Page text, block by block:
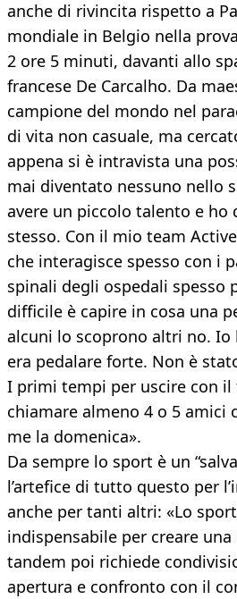
anche di rivincita rispetto a
mondiale in Belgio nella
2 ore 5 minuti, davanti allo
francese De Carcalho. Da
campione del mondo nel
di vita non casuale, ma
appena si è intravista una
mai diventato nessuno nello
avere un piccolo talento e
stesso. Con il mio team
che interagisce spesso con i
spinali degli ospedali spesso
difficile è capire in cosa una
alcuni lo scoprono altri no.
era pedalare forte. Non è
I primi tempi per uscire con il
chiamare almeno 4 o 5 amici
me la domenica».
Da sempre lo sport è un
l’artefice di tutto questo per
anche per tanti altri: «Lo
indispensabile per creare
tandem poi richiede
apertura e confronto con il